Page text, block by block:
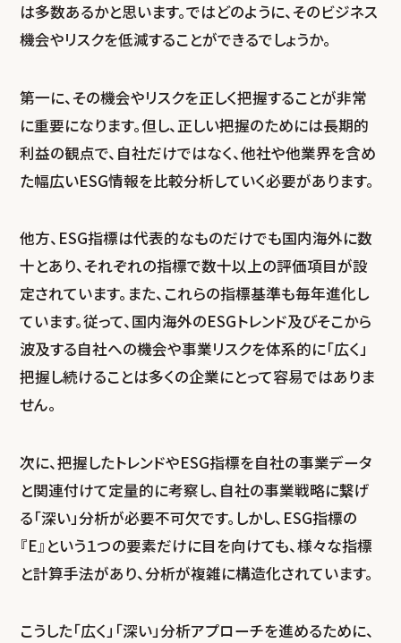
は多数あるかと思います。ではどのように、そのビジネス
機会やリスクを低減することができるでしょうか。
第一に、その機会やリスクを正しく把握することが非常
に重要になります。但し、正しい把握のためには長期的
利益の観点で、自社だけではなく、他社や他業界を含め
た幅広いESG情報を比較分析していく必要があります。
他方、ESG指標は代表的なものだけでも国内海外に数
十とあり、それぞれの指標で数十以上の評価項目が設
定されています。また、これらの指標基準も毎年進化し
ています。従って、国内海外のESGトレンド及びそこから
波及する自社への機会や事業リスクを体系的に「広く」
把握し続けることは多くの企業にとって容易ではありま
せん。
次に、把握したトレンドやESG指標を自社の事業データ
と関連付けて定量的に考察し、自社の事業戦略に繋げ
る「深い」分析が必要不可欠です。しかし、ESG指標の
『E』という１つの要素だけに目を向けても、様々な指標
と計算手法があり、分析が複雑に構造化されています。
こうした「広く」「深い」分析アプローチを進めるために、